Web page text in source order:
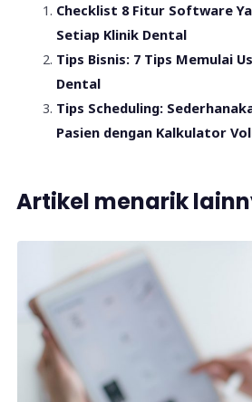
Checklist 8 Fitur Software
Setiap Klinik Dental
Tips Bisnis: 7 Tips Memulai
Dental
Tips Scheduling:
Pasien dengan Kalkulator
Artikel menarik